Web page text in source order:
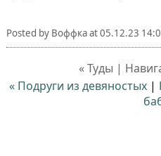
Posted by Воффкаat05.12.23
« Туды |
« Подруги из девяностых|